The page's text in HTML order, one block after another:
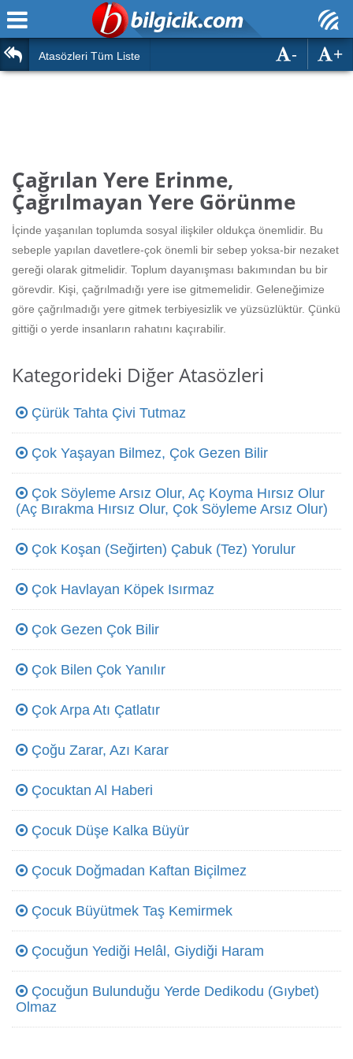
Ana Sayfa
Türk Tarihi & Kültürü
Eğitim
Diğer
Duvar Yazıları
Hızlı Okuma Testi
Hesaplamalar
Oyun
Atasözleri Tüm Liste +
-
Çağrılan Yere Erinme,
Çağrılmayan Yere Görünme
İçinde yaşanılan toplumda sosyal ilişkiler oldukça önemlidir. Bu
sebeple yapılan davetlere-çok önemli bir sebep yoksa-bir nezaket
gereği olarak gitmelidir. Toplum dayanışması bakımından bu bir
görevdir. Kişi, çağrılmadığı yere ise gitmemelidir. Geleneğimize
göre çağrılmadığı yere gitmek terbiyesizlik ve yüzsüzlüktür. Çünkü
gittiği o yerde insanların rahatını kaçırabilir.
Kategorideki Diğer Atasözleri
Çürük Tahta Çivi Tutmaz
Çok Yaşayan Bilmez, Çok Gezen Bilir
Çok Söyleme Arsız Olur, Aç Koyma Hırsız Olur
(Aç Bırakma Hırsız Olur, Çok Söyleme Arsız Olur)
Çok Koşan (Seğirten) Çabuk (Tez) Yorulur
Çok Havlayan Köpek Isırmaz
Çok Gezen Çok Bilir
Çok Bilen Çok Yanılır
Çok Arpa Atı Çatlatır
Çoğu Zarar, Azı Karar
Çocuktan Al Haberi
Çocuk Düşe Kalka Büyür
Çocuk Doğmadan Kaftan Biçilmez
Çocuk Büyütmek Taş Kemirmek
Çocuğun Yediği Helâl, Giydiği Haram
Çocuğun Bulunduğu Yerde Dedikodu (Gıybet)
Olmaz